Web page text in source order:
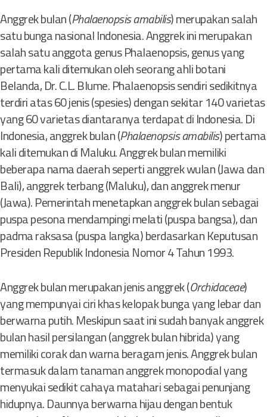
Anggrek bulan (Phalaenopsis amabilis) merupakan salah
satu bunga nasional Indonesia. Anggrek ini merupakan
salah satu anggota genus Phalaenopsis, genus yang
pertama kali ditemukan oleh seorang ahli botani
Belanda, Dr. C.L. Blume. Phalaenopsis sendiri sedikitnya
terdiri atas 60 jenis (spesies) dengan sekitar 140 varietas
yang 60 varietas diantaranya terdapat di Indonesia. Di
Indonesia, anggrek bulan (Phalaenopsis amabilis) pertama
kali ditemukan di Maluku. Anggrek bulan memiliki
beberapa nama daerah seperti anggrek wulan (Jawa dan
Bali), anggrek terbang (Maluku), dan anggrek menur
(Jawa). Pemerintah menetapkan anggrek bulan sebagai
puspa pesona mendampingi melati (puspa bangsa), dan
padma raksasa (puspa langka) berdasarkan Keputusan
Presiden Republik Indonesia Nomor 4 Tahun 1993.
Anggrek bulan merupakan jenis anggrek (Orchidaceae)
yang mempunyai ciri khas kelopak bunga yang lebar dan
berwarna putih. Meskipun saat ini sudah banyak anggrek
bulan hasil persilangan (anggrek bulan hibrida) yang
memiliki corak dan warna beragam jenis. Anggrek bulan
termasuk dalam tanaman anggrek monopodial yang
menyukai sedikit cahaya matahari sebagai penunjang
hidupnya. Daunnya berwarna hijau dengan bentuk